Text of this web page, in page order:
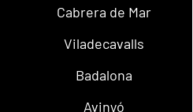
Cabrera de Mar
Viladecavalls
Badalona
Avinyó